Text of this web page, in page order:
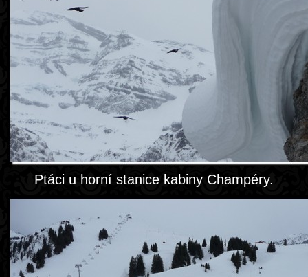
Ptáci u horní stanice kabiny Champéry.